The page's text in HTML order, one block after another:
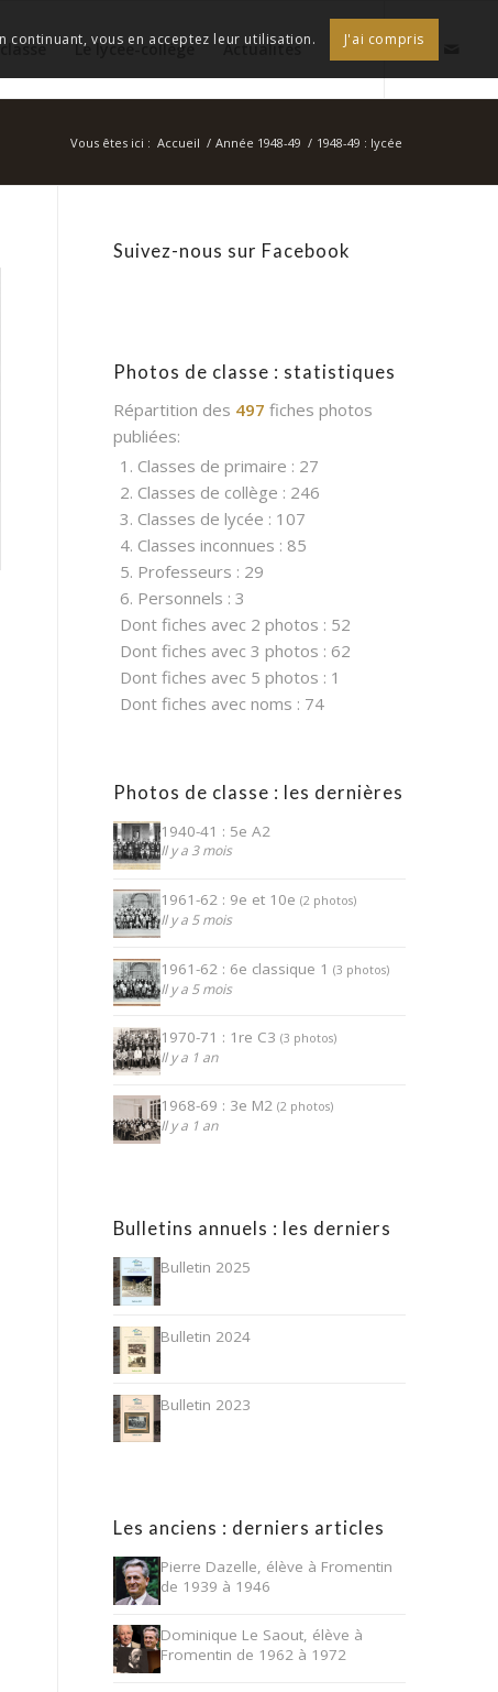
Le lycée-collège Actualités
Vous êtes ici : Accueil / Année 1948-49 / 1948-49 : lycée
Suivez-nous sur Facebook
Photos de classe : statistiques
Répartition des 497 fiches photos
publiées:
1. Classes de primaire : 27
2. Classes de collège : 246
3. Classes de lycée : 107
4. Classes inconnues : 85
5. Professeurs : 29
6. Personnels : 3
Dont fiches avec 2 photos : 52
Dont fiches avec 3 photos : 62
Dont fiches avec 5 photos : 1
Dont fiches avec noms : 74
Photos de classe : les dernières
1940-41 : 5e A2
Il y a 3 mois
1961-62 : 9e et 10e(2 photos)
Il y a 5 mois
1961-62 : 6e classique 1(3 photos)
Il y a 5 mois
1970-71 : 1re C3(3 photos)
Il y a 1 an
1968-69 : 3e M2(2 photos)
Il y a 1 an
Bulletins annuels : les derniers
Bulletin 2025
Bulletin 2024
Bulletin 2023
Les anciens : derniers articles
Pierre Dazelle, élève à Fromentin
de 1939 à 1946
Dominique Le Saout, élève à
Fromentin de 1962 à 1972
vous en acceptez leur utilisation. J'ai compris